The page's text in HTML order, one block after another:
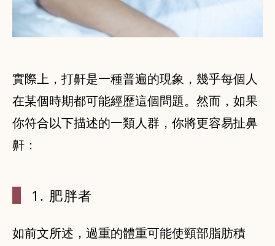
實際上，打鼾是一種普遍的現象，幾乎每個人
在某個時期都可能經歷這個問題。然而，如果
你符合以下描述的一類人群，你將更容易扯鼻
鼾：
1. 肥胖者
如前文所述，過重的體重可能使頸部脂肪積